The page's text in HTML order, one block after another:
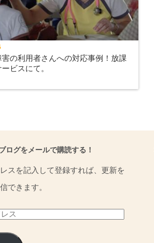
の利用者さんへの対応事例！放課
ビスにて。
ログをメールで購読する！
スを記入して登録すれば、更新を
できます。